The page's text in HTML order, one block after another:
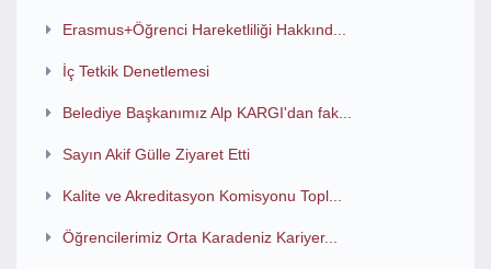
Erasmus+Öğrenci Hareketliliği Hakkınd...
İç Tetkik Denetlemesi
Belediye Başkanımız Alp KARGI'dan fak...
Sayın Akif Gülle Ziyaret Etti
Kalite ve Akreditasyon Komisyonu Topl...
Öğrencilerimiz Orta Karadeniz Kariyer...